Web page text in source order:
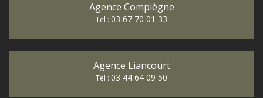
Agence Compiègne
Tel : 03 67 70 01 33
Agence Liancourt
Tel : 03 44 64 09 50